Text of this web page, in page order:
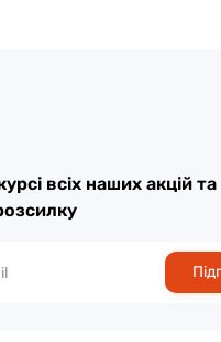
всіх наших акцій